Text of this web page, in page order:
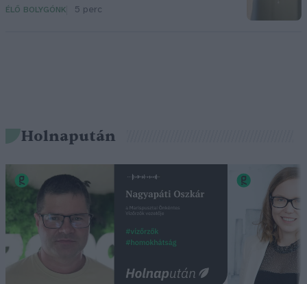
ÉLŐ BOLYGÓNK 5 perc
Holnapután